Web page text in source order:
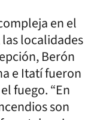
en el
localidades
Berón
e Itatí fueron
fuego. “En
son